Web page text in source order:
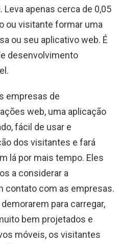
apenas cerca de 0,05
ou visitante formar uma
ou seu aplicativo web. É
desenvolvimento
empresas de
web, uma aplicação
fácil de usar e
dos visitantes e fará
lá por mais tempo. Eles
a considerar a
contato com as empresas.
para carregar,
bem projetados e
móveis, os visitantes